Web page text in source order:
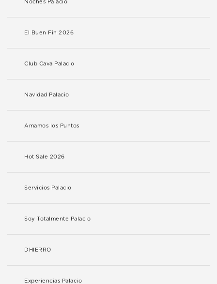
Noches Palacio
El Buen Fin 2026
Club Cava Palacio
Navidad Palacio
Amamos los Puntos
Hot Sale 2026
Servicios Palacio
Soy Totalmente Palacio
DHIERRO
Experiencias Palacio